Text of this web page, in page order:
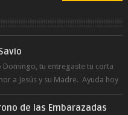
tu entregaste tu corta
a Jesús y su Madre. Ayuda hoy
de las Embarazadas